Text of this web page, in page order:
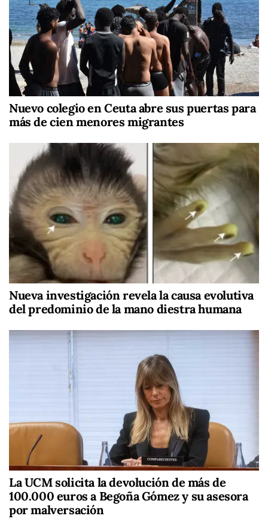
Nuevo colegio en Ceuta abre sus puertas para
más de cien menores migrantes
Nueva investigación revela la causa evolutiva
del predominio de la mano diestra humana
La UCM solicita la devolución de más de
100.000 euros a Begoña Gómez y su asesora
por malversación